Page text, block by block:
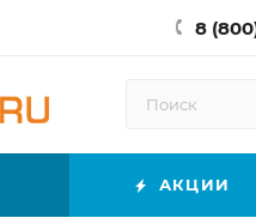
8
АКЦИИ